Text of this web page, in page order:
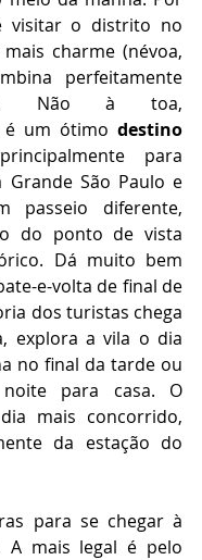
visitar o distrito no
charme (névoa,
perfeitamente
Não à toa,
é um ótimo destino
principalmente para
São Paulo e
passeio diferente,
do ponto de vista
Dá muito bem
e-volta de final de
dos turistas chega
explora a vila o dia
no final da tarde ou
para casa. O
mais concorrido,
da estação do
para se chegar à